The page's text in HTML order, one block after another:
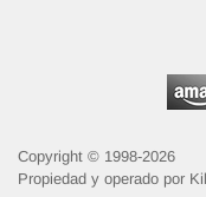
Alfombra
Copyright © 1998-2026
Propiedad y operado por